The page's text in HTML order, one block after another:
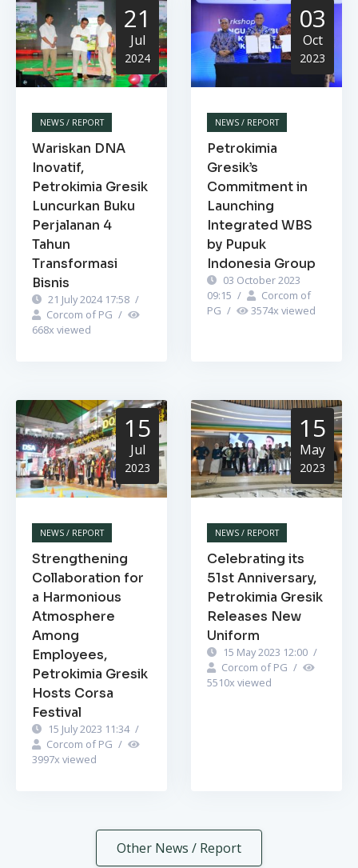
21
Jul
2024
NEWS / REPORT
Wariskan DNA
Inovatif,
Petrokimia Gresik
Luncurkan Buku
Perjalanan 4
Tahun
Transformasi
Bisnis
21 July 2024 17:58 /
Corcom of PG /
668x viewed
03
Oct
2023
NEWS / REPORT
Petrokimia
Gresik’s
Commitment in
Launching
Integrated WBS
by Pupuk
Indonesia Group
03 October 2023
09:15 /
Corcom of
PG / 3574x viewed
15
Jul
2023
NEWS / REPORT
Strengthening
Collaboration for
a Harmonious
Atmosphere
Among
Employees,
Petrokimia Gresik
Hosts Corsa
Festival
15 July 2023 11:34 /
Corcom of PG /
3997x viewed
15
May
2023
NEWS / REPORT
Celebrating its
51st Anniversary,
Petrokimia Gresik
Releases New
Uniform
15 May 2023 12:00 /
Corcom of PG /
5510x viewed
Other News / Report